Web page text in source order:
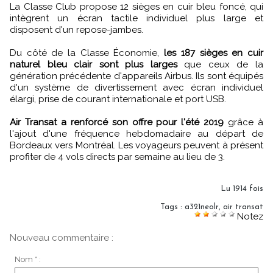
La Classe Club propose 12 sièges en cuir bleu foncé, qui
intègrent un écran tactile individuel plus large et
disposent d'un repose-jambes.
Du côté de la Classe Économie,les 187 sièges en cuir
naturel bleu clair sont plus largesque ceux de la
génération précédente d'appareils Airbus. Ils sont équipés
d'un système de divertissement avec écran individuel
élargi, prise de courant internationale et port USB.
Air Transat a renforcé son offre pour l'été 2019 grâce à
l'ajout d'une fréquence hebdomadaire au départ de
Bordeaux vers Montréal. Les voyageurs peuvent à présent
profiter de 4 vols directs par semaine au lieu de 3.
Lu 1914 fois
Tags : a321neolr, air transat
Notez
Nouveau commentaire :
Nom * :